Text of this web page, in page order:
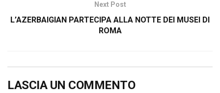
Next Post
L’AZERBAIGIAN PARTECIPA ALLA NOTTE DEI MUSEI DI
ROMA
LASCIA UN COMMENTO